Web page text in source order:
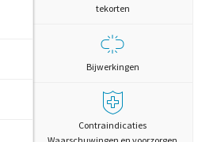
tekorten
Bijwerkingen
Contraindicaties